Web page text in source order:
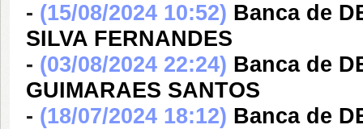
- (15/08/2024 10:52) Banca de
SILVA FERNANDES
- (03/08/2024 22:24) Banca de
GUIMARAES SANTOS
- (18/07/2024 18:12) Banca de